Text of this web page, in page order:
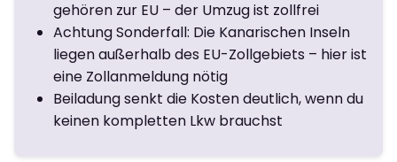
gehören zur EU – der Umzug ist zollfrei
Achtung Sonderfall: Die Kanarischen Inseln
liegen außerhalb des EU-Zollgebiets – hier ist
eine Zollanmeldung nötig
Beiladung senkt die Kosten deutlich, wenn du
keinen kompletten Lkw brauchst